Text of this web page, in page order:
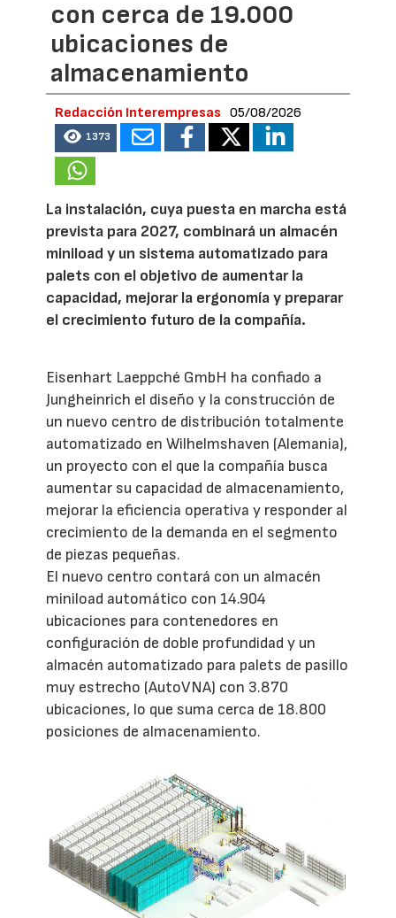
con cerca de 19.000
ubicaciones de
almacenamiento
Redacción Interempresas 05/08/2026
1373
La instalación, cuya puesta en marcha está
prevista para 2027, combinará un almacén
miniload y un sistema automatizado para
palets con el objetivo de aumentar la
capacidad, mejorar la ergonomía y preparar
el crecimiento futuro de la compañía.
Eisenhart Laeppché GmbH ha confiado a
Jungheinrich el diseño y la construcción de
un nuevo centro de distribución totalmente
automatizado en Wilhelmshaven (Alemania),
un proyecto con el que la compañía busca
aumentar su capacidad de almacenamiento,
mejorar la eficiencia operativa y responder al
crecimiento de la demanda en el segmento
de piezas pequeñas.
El nuevo centro contará con un almacén
miniload automático con 14.904
ubicaciones para contenedores en
configuración de doble profundidad y un
almacén automatizado para palets de pasillo
muy estrecho (AutoVNA) con 3.870
ubicaciones, lo que suma cerca de 18.800
posiciones de almacenamiento.